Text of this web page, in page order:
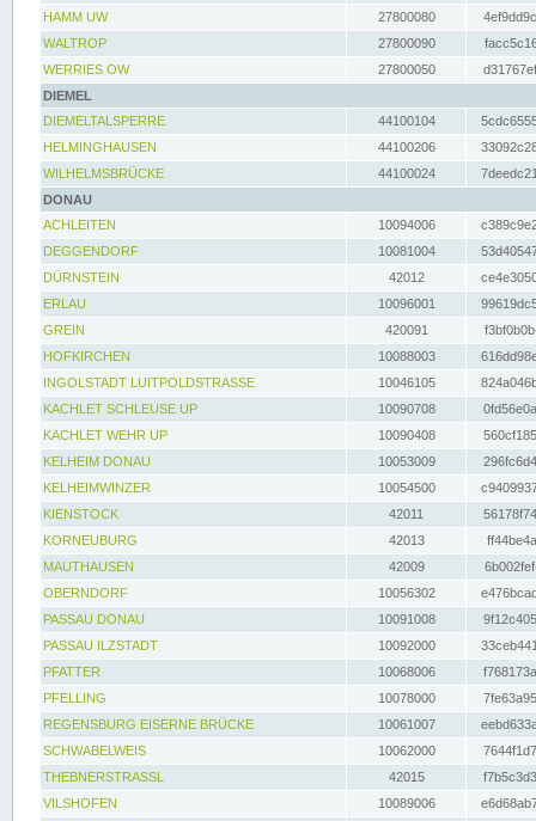
HAMM UW
27800080
WALTROP
27800090
WERRIES OW
27800050
DIEMEL
DIEMELTALSPERRE
44100104
HELMINGHAUSEN
44100206
WILHELMSBRÜCKE
44100024
DONAU
ACHLEITEN
10094006
DEGGENDORF
10081004
DÜRNSTEIN
42012
ERLAU
10096001
GREIN
420091
HOFKIRCHEN
10088003
INGOLSTADT LUITPOLDSTRASSE
10046105
KACHLET SCHLEUSE UP
10090708
KACHLET WEHR UP
10090408
KELHEIM DONAU
10053009
KELHEIMWINZER
10054500
KIENSTOCK
42011
KORNEUBURG
42013
MAUTHAUSEN
42009
OBERNDORF
10056302
PASSAU DONAU
10091008
PASSAU ILZSTADT
10092000
PFATTER
10068006
PFELLING
10078000
REGENSBURG EISERNE BRÜCKE
10061007
SCHWABELWEIS
10062000
THEBNERSTRASSL
42015
VILSHOFEN
10089006